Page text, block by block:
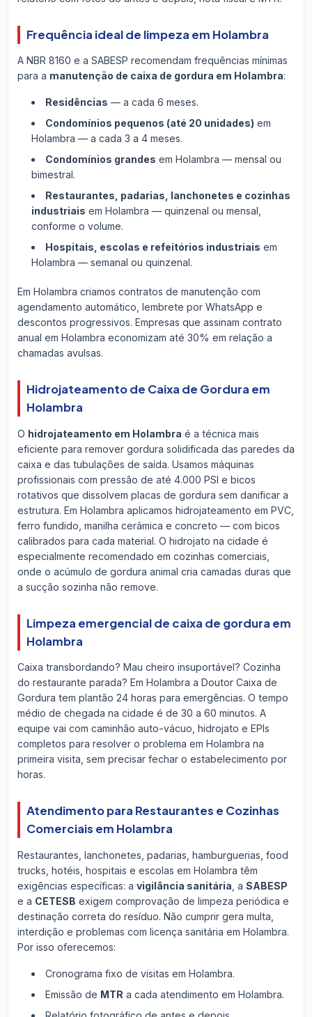
Frequência ideal de limpeza em Holambra
A NBR 8160 e a SABESP recomendam frequências mínimas
para a manutenção de caixa de gordura em Holambra:
Residências — a cada 6 meses.
Condomínios pequenos (até 20 unidades) em
Holambra — a cada 3 a 4 meses.
Condomínios grandes em Holambra — mensal ou
bimestral.
Restaurantes, padarias, lanchonetes e cozinhas
industriais em Holambra — quinzenal ou mensal,
conforme o volume.
Hospitais, escolas e refeitórios industriais em
Holambra — semanal ou quinzenal.
Em Holambra criamos contratos de manutenção com
agendamento automático, lembrete por WhatsApp e
descontos progressivos. Empresas que assinam contrato
anual em Holambra economizam até 30% em relação a
chamadas avulsas.
Hidrojateamento de Caixa de Gordura em
Holambra
O hidrojateamento em Holambra é a técnica mais
eficiente para remover gordura solidificada das paredes da
caixa e das tubulações de saída. Usamos máquinas
profissionais com pressão de até 4.000 PSI e bicos
rotativos que dissolvem placas de gordura sem danificar a
estrutura. Em Holambra aplicamos hidrojateamento em PVC,
ferro fundido, manilha cerâmica e concreto — com bicos
calibrados para cada material. O hidrojato na cidade é
especialmente recomendado em cozinhas comerciais,
onde o acúmulo de gordura animal cria camadas duras que
a sucção sozinha não remove.
Limpeza emergencial de caixa de gordura em
Holambra
Caixa transbordando? Mau cheiro insuportável? Cozinha
do restaurante parada? Em Holambra a Doutor Caixa de
Gordura tem plantão 24 horas para emergências. O tempo
médio de chegada na cidade é de 30 a 60 minutos. A
equipe vai com caminhão auto-vácuo, hidrojato e EPIs
completos para resolver o problema em Holambra na
primeira visita, sem precisar fechar o estabelecimento por
horas.
Atendimento para Restaurantes e Cozinhas
Comerciais em Holambra
Restaurantes, lanchonetes, padarias, hamburguerias, food
trucks, hotéis, hospitais e escolas em Holambra têm
exigências específicas: a vigilância sanitária , a SABESP
e a CETESB exigem comprovação de limpeza periódica e
destinação correta do resíduo. Não cumprir gera multa,
interdição e problemas com licença sanitária em Holambra.
Por isso oferecemos:
Cronograma fixo de visitas em Holambra.
Emissão de MTR a cada atendimento em Holambra.